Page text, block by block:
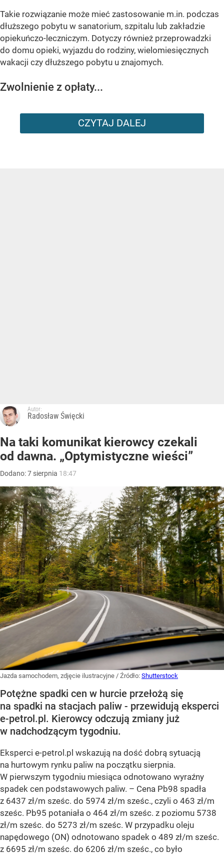
Takie rozwiązanie może mieć zastosowanie m.in. podczas
dłuższego pobytu w sanatorium, szpitalu lub zakładzie
opiekuńczo-leczniczym. Dotyczy również przeprowadzki
do domu opieki, wyjazdu do rodziny, wielomiesięcznych
wakacji czy dłuższego pobytu u znajomych.
Zwolnienie z opłaty...
CZYTAJ DALEJ
Autor:
Radosław Święcki
Na taki komunikat kierowcy czekali
od dawna. „Optymistyczne wieści”
Dodano:7 sierpnia 18:47
Jazda samochodem, zdjęcie ilustracyjne / Źródło: Shutterstock
Potężne spadki cen w hurcie przełożą się
na spadki na stacjach paliw - przewidują eksperci
e-petrol.pl. Kierowcy odczują zmiany już
w nadchodzącym tygodniu.
Eksperci e-petrol.pl wskazują na dość dobrą sytuacją
na hurtowym rynku paliw na początku sierpnia.
W pierwszym tygodniu miesiąca odnotowano wyraźny
spadek cen podstawowych paliw. – Cena Pb98 spadła
z 6437 zł/m sześc. do 5974 zł/m sześc., czyli o 463 zł/m
sześc. Pb95 potaniała o 464 zł/m sześc. z poziomu 5738
zł/m sześc. do 5273 zł/m sześc. W przypadku oleju
napędowego (ON) odnotowano spadek o 489 zł/m sześc.
z 6695 zł/m sześc. do 6206 zł/m sześc., co było